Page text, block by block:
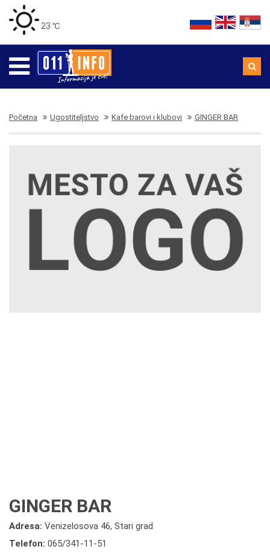
23 ℃
Početna Ugostiteljstvo Kafe barovi i klubovi GINGER BAR
GINGER BAR
Adresa: Venizelosova 46, Stari grad
Telefon: 065/341-11-51